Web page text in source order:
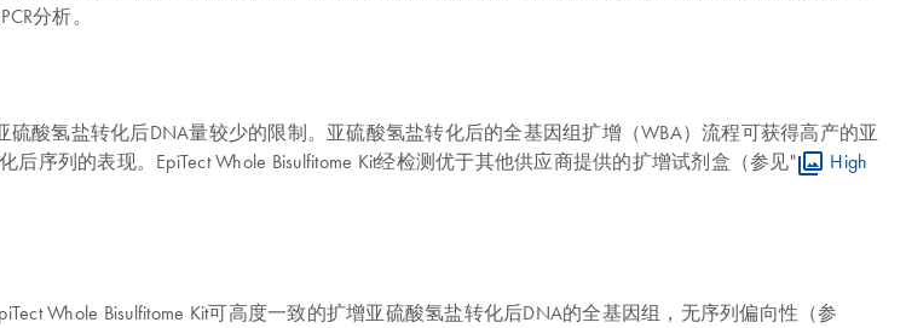
分析。
硫酸氢盐转化后DNA量较少的限制。亚硫酸氢盐转化后的全基因组扩增（WBA）流程可获得高产的亚
序列的表现。EpiTect Whole Bisulfitome Kit经检测优于其他供应商提供的扩增试剂盒（参见"
High
Whole Bisulfitome Kit可高度一致的扩增亚硫酸氢盐转化后DNA的全基因组，无序列偏向性（参